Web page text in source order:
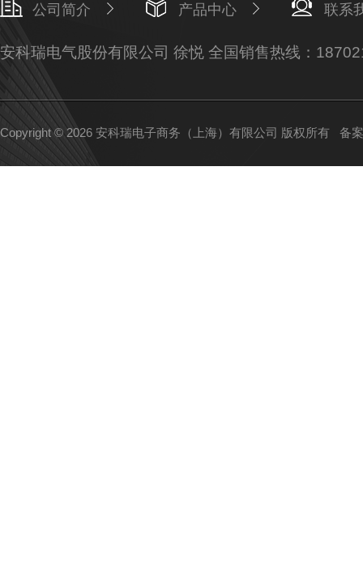
公司简介 产品中心 联系
安科瑞电气股份有限公司 徐悦 全国销售热线：
Copyright © 2026 安科瑞电子商务（上海）有限公司 版权所有 备